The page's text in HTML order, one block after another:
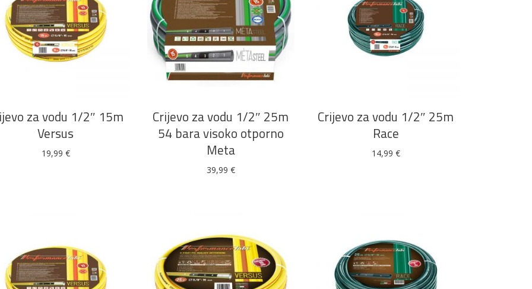
Vrata i
dovratnici
Bijela tehnika Metalna
galanterija
Elektromaterijal Vijčana roba
za vodu 1/2″ 15m
Versus
19,99 €
DODAJ U KOŠARICU
Crijevo za vodu 1/2″ 25m
54 bara visoko otporno
Meta
39,99 €
Crijevo za vodu 1/2″ 25m
Race
14,99 €